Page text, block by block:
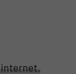
internet.